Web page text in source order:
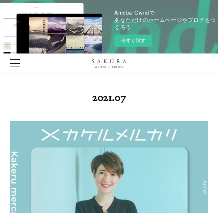
Ameba Owndで
あなただけのホームページやブログをつ
くろう
今すぐ試す
2021.07